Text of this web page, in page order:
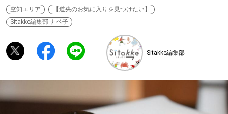
暮らす
空知エリア
【道央のお気に入りを見つけたい】
Sitakke編集部 ナベ子
Sitakke編集部